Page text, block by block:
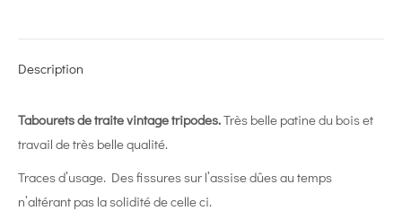
Description
Tabourets de traite vintage tripodes.Très belle patine du bois et
travail de très belle qualité.
Traces d’usage. Des fissures sur l’assise dûes au temps
n’altérant pas la solidité de celle ci.